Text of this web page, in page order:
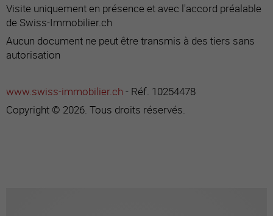
Visite uniquement en présence et avec l'accord préalable
de Swiss-Immobilier.ch
Aucun document ne peut être transmis à des tiers sans
autorisation
www.swiss-immobilier.ch - Réf. 10254478
Copyright © 2026. Tous droits réservés.